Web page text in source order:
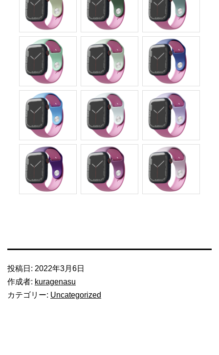
投稿日: 2022年3月6日
作成者: kuragenasu
カテゴリー: Uncategorized